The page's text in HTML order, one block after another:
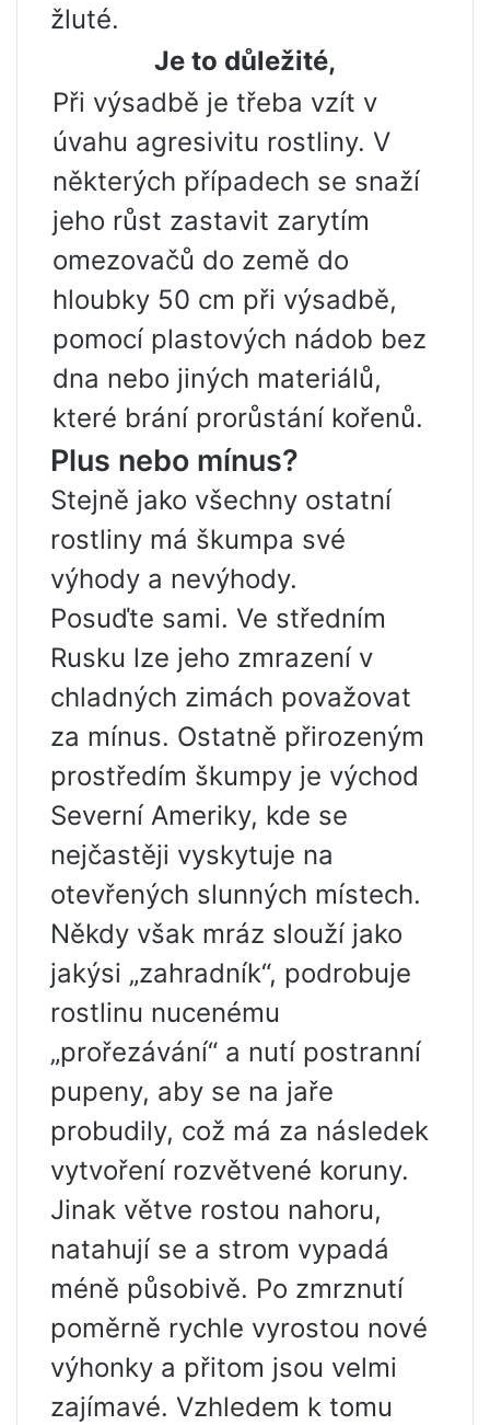
žluté.
Je to důležité,
Při výsadbě je třeba vzít v
úvahu agresivitu rostliny. V
některých případech se snaží
jeho růst zastavit zarytím
omezovačů do země do
hloubky 50 cm při výsadbě,
pomocí plastových nádob bez
dna nebo jiných materiálů,
které brání prorůstání kořenů.
Plus nebo mínus?
Stejně jako všechny ostatní
rostliny má škumpa své
výhody a nevýhody.
Posuďte sami. Ve středním
Rusku lze jeho zmrazení v
chladných zimách považovat
za mínus. Ostatně přirozeným
prostředím škumpy je východ
Severní Ameriky, kde se
nejčastěji vyskytuje na
otevřených slunných místech.
Někdy však mráz slouží jako
jakýsi „zahradník“, podrobuje
rostlinu nucenému
„prořezávání“ a nutí postranní
pupeny, aby se na jaře
probudily, což má za následek
vytvoření rozvětvené koruny.
Jinak větve rostou nahoru,
natahují se a strom vypadá
méně působivě. Po zmrznutí
poměrně rychle vyrostou nové
výhonky a přitom jsou velmi
zajímavé. Vzhledem k tomu